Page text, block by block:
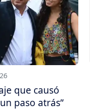
que causó
paso atrás”